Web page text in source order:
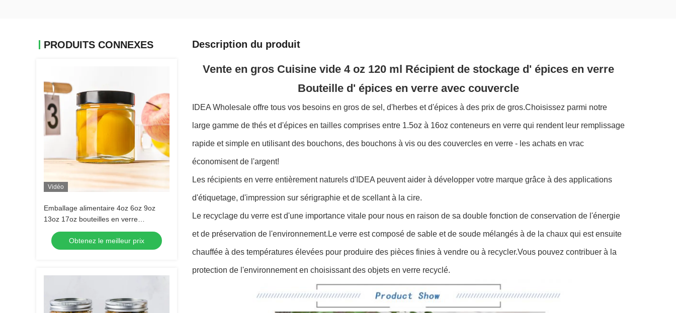
PRODUITS CONNEXES
Vidéo
Emballage alimentaire 4oz 6oz 9oz
13oz 17oz bouteilles en verre
transparent avec bouchon en métal
Obtenez le meilleur prix
Description du produit
Vente en gros Cuisine vide 4 oz 120 ml Récipient de stockage d' épices en verre
Bouteille d' épices en verre avec couvercle
IDEA Wholesale offre tous vos besoins en gros de sel, d'herbes et d'épices à des prix de gros.Choisissez parmi notre
large gamme de thés et d'épices en tailles comprises entre 1.5oz à 16oz conteneurs en verre qui rendent leur remplissage
rapide et simple en utilisant des bouchons, des bouchons à vis ou des couvercles en verre - les achats en vrac
économisent de l'argent!
Les récipients en verre entièrement naturels d'IDEA peuvent aider à développer votre marque grâce à des applications
d'étiquetage, d'impression sur sérigraphie et de scellant à la cire.
Le recyclage du verre est d'une importance vitale pour nous en raison de sa double fonction de conservation de l'énergie
et de préservation de l'environnement.Le verre est composé de sable et de soude mélangés à de la chaux qui est ensuite
chauffée à des températures élevées pour produire des pièces finies à vendre ou à recycler.Vous pouvez contribuer à la
protection de l'environnement en choisissant des objets en verre recyclé.